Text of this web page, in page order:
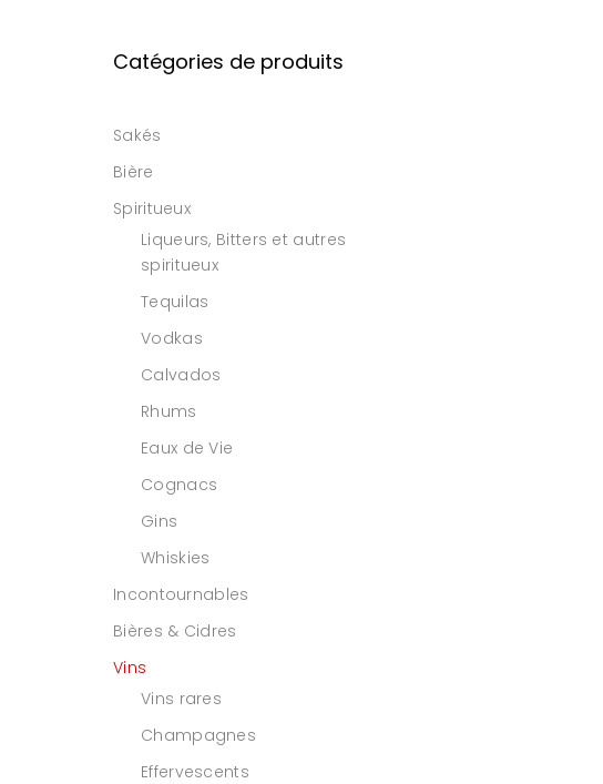
Catégories de produits
Sakés
Bière
Spiritueux
Liqueurs, Bitters et autres
spiritueux
Tequilas
Vodkas
Calvados
Rhums
Eaux de Vie
Cognacs
Gins
Whiskies
Incontournables
Bières & Cidres
Vins
Vins rares
Champagnes
Effervescents